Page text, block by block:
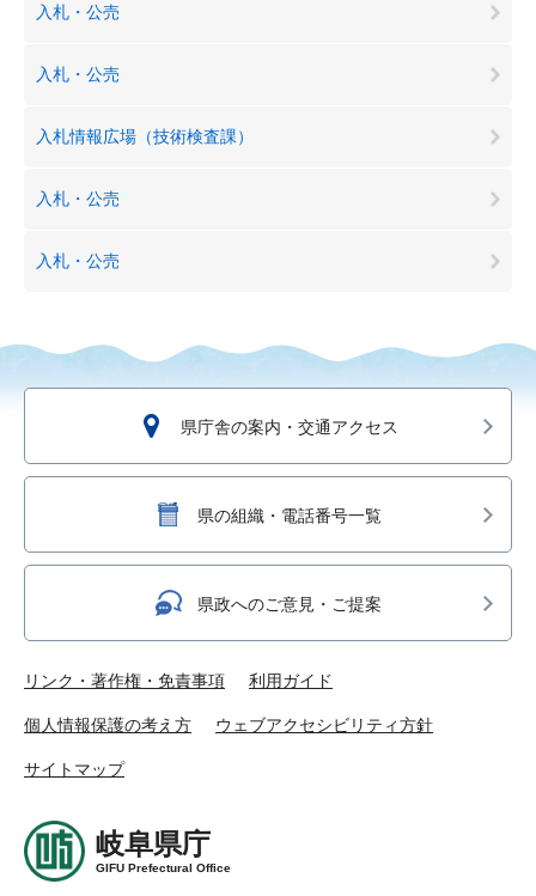
入札・公売
入札・公売
入札情報広場（技術検査課）
入札・公売
入札・公売
県庁舎の案内・交通アクセス
県の組織・電話番号一覧
県政へのご意見・ご提案
リンク・著作権・免責事項 利用ガイド
個人情報保護の考え方 ウェブアクセシビリティ方針
サイトマップ
岐阜県庁
GIFU Prefectural Office